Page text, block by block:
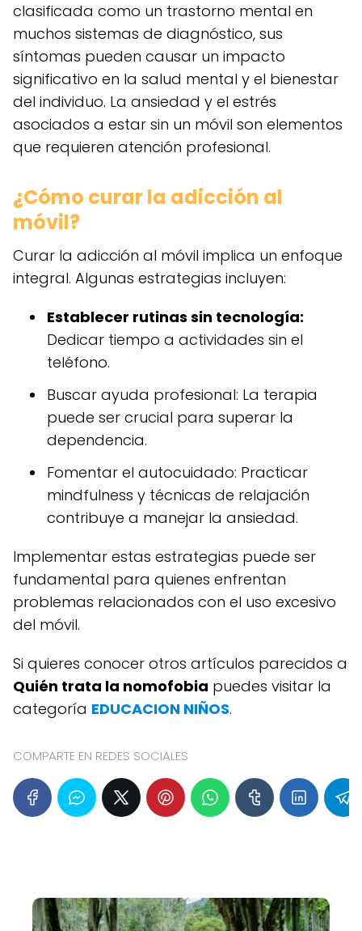
clasificada como un trastorno mental en
muchos sistemas de diagnóstico, sus
síntomas pueden causar un impacto
significativo en la salud mental y el bienestar
del individuo. La ansiedad y el estrés
asociados a estar sin un móvil son elementos
que requieren atención profesional.
¿Cómo curar la adicción al
móvil?
Curar la adicción al móvil implica un enfoque
integral. Algunas estrategias incluyen:
Establecer rutinas sin tecnología:
Dedicar tiempo a actividades sin el
teléfono.
Buscar ayuda profesional: La terapia
puede ser crucial para superar la
dependencia.
Fomentar el autocuidado: Practicar
mindfulness y técnicas de relajación
contribuye a manejar la ansiedad.
Implementar estas estrategias puede ser
fundamental para quienes enfrentan
problemas relacionados con el uso excesivo
del móvil.
Si quieres conocer otros artículos parecidos a
Quién trata la nomofobia puedes visitar la
categoría EDUCACION NIÑOS.
COMPARTE EN REDES SOCIALES